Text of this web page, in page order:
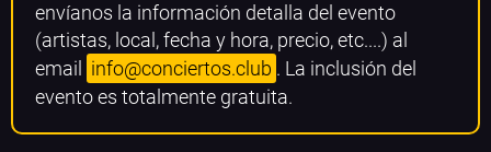
envíanos la información detalla del evento
(artistas, local, fecha y hora, precio, etc....) al
email
info@conciertos.club . La inclusión del
evento es totalmente gratuita.